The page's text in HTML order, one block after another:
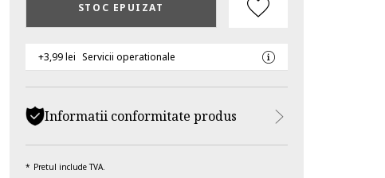
STOC EPUIZAT
+3,99 lei Servicii operationale
Informatii conformitate produs
Pretul include TVA.